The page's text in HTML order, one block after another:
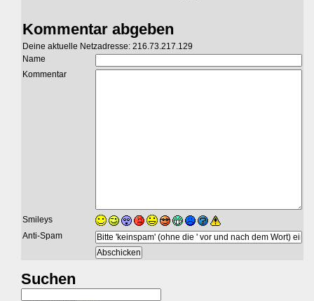
Kommentar abgeben
Deine aktuelle Netzadresse: 216.73.217.129
Name
Kommentar
Smileys
Anti-Spam
Suchen